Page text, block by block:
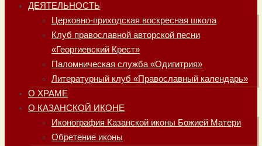
ДЕЯТЕЛЬНОСТЬ
Церковно-приходская воскресная школа
Клуб православной авторской песни
«Георгиевский Крест»
Паломническая служба «Одигитрия»
Литературный клуб «Православный календарь»
О ХРАМЕ
О КАЗАНСКОЙ ИКОНЕ
Иконография Казанской иконы Божией Матери
Обретение иконы